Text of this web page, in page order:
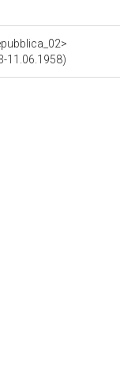
11.06.1958)